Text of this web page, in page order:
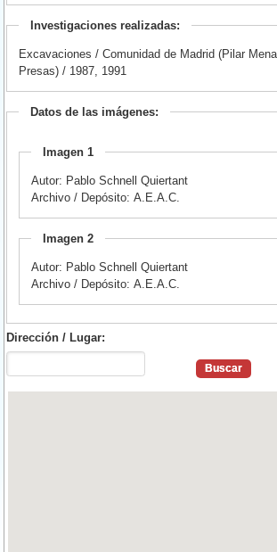
Investigaciones realizadas:
Excavaciones / Comunidad de Madrid (Pilar
Presas) / 1987, 1991
Datos de las imágenes:
Imagen 1
Autor: Pablo Schnell Quiertant
Archivo / Depósito: A.E.A.C.
Imagen 2
Autor: Pablo Schnell Quiertant
Archivo / Depósito: A.E.A.C.
Dirección / Lugar: